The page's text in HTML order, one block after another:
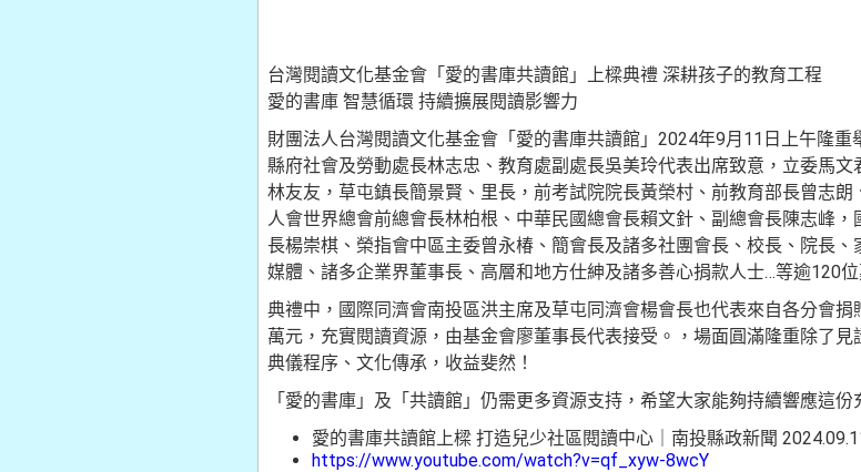
台灣閱讀文化基金會「愛的書庫共讀館」上樑典禮 深耕孩子的教育工程
愛的書庫 智慧循環 持續擴展閱讀影響力
財團法人台灣閱讀文化基金會「愛的書庫共讀館」2024年9月11日上午隆重
縣府社會及勞動處長林志忠、教育處副處長吳美玲代表出席致意，立委馬
林友友，草屯鎮長簡景賢、里長，前考試院院長黃榮村、前教育部長曾志
人會世界總會前總會長林柏根、中華民國總會長賴文針、副總會長陳志峰
長楊崇棋、榮指會中區主委曾永椿、簡會長及諸多社團會長、校長、院長
媒體、諸多企業界董事長、高層和地方仕紳及諸多善心捐款人士…等逾120
典禮中，國際同濟會南投區洪主席及草屯同濟會楊會長也代表來自各分會
萬元，充實閱讀資源，由基金會廖董事長代表接受。，場面圓滿隆重除了
典儀程序、文化傳承，收益斐然！
「愛的書庫」及「共讀館」仍需更多資源支持，希望大家能夠持續響應這份
愛的書庫共讀館上樑 打造兒少社區閱讀中心｜南投縣政新聞
https://www.youtube.com/watch?v=qf_xyw-8wcY